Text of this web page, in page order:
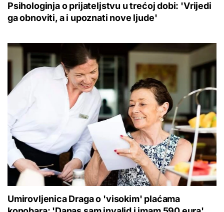
Psihologinja o prijateljstvu u trećoj dobi: 'Vrijedi
ga obnoviti, a i upoznati nove ljude'
Umirovljenica Draga o 'visokim' plaćama